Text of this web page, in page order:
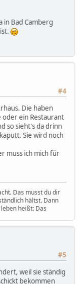
in Bad Camberg
#4
Die haben
ein Restaurant
so sieht's da drinn
Sie wird noch
muss ich mich für
Das musst du dir
hältst. Dann
heißt: Das
#5
weil sie ständig
bekommen